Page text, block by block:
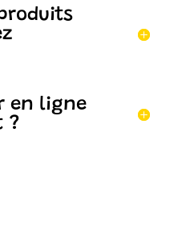
en ligne
?